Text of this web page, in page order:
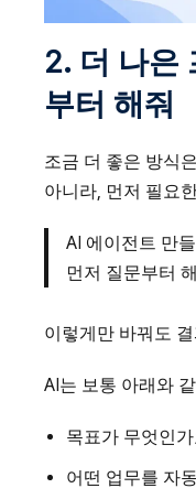
2. 더 나은
부터 해줘
조금 더 좋은 방식
아니라, 먼저 필요
AI 에이전트 만
먼저 질문부터
이렇게만 바꿔도
AI는 보통 아래와
목표가 무엇인
어떤 업무를 자